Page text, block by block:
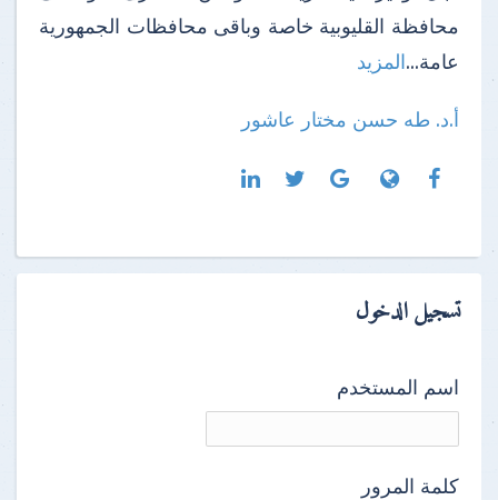
محافظة القليوبية خاصة وباقى محافظات الجمهورية
عامة...المزيد
أ.د. طه حسن مختار عاشور
تسجيل الدخول
اسم المستخدم
كلمة المرور